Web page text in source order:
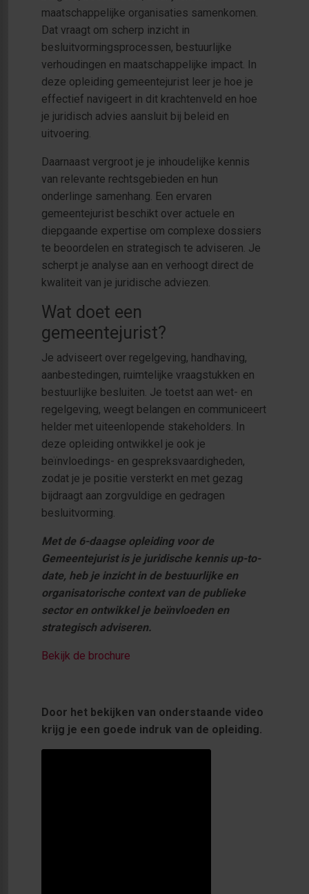
maatschappelijke organisaties samenkomen.
Dat vraagt om scherp inzicht in
besluitvormingsprocessen, bestuurlijke
verhoudingen en maatschappelijke impact. In
deze opleiding gemeentejurist leer je hoe je
effectief navigeert in dit krachtenveld en hoe
je juridisch advies aansluit bij beleid en
uitvoering.
Daarnaast vergroot je je inhoudelijke kennis
van relevante rechtsgebieden en hun
onderlinge samenhang. Een ervaren
gemeentejurist beschikt over actuele en
diepgaande expertise om complexe dossiers
te beoordelen en strategisch te adviseren. Je
scherpt je analyse aan en verhoogt direct de
kwaliteit van je juridische adviezen.
Wat doet een
gemeentejurist?
Je adviseert over regelgeving, handhaving,
aanbestedingen, ruimtelijke vraagstukken en
bestuurlijke besluiten. Je toetst aan wet- en
regelgeving, weegt belangen en communiceert
helder met uiteenlopende stakeholders. In
deze opleiding ontwikkel je ook je
beïnvloedings- en gespreksvaardigheden,
zodat je je positie versterkt en met gezag
bijdraagt aan zorgvuldige en gedragen
besluitvorming.
Met de 6-daagse opleiding voor de
Gemeentejurist is je juridische kennis up-to-
date, heb je inzicht in de bestuurlijke en
organisatorische context van de publieke
sector en ontwikkel je beïnvloeden en
strategisch adviseren.
Bekijk de brochure
Door het bekijken van onderstaande video
krijg je een goede indruk van de opleiding.